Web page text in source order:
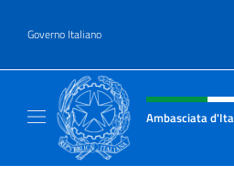
Governo Italiano
Intestazione sito,
Ambasciata